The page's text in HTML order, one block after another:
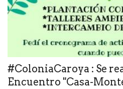
#ColoniaCaroya : Se
Encuentro "Casa-